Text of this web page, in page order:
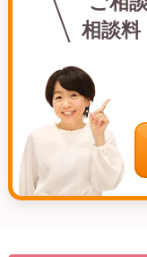
相談料